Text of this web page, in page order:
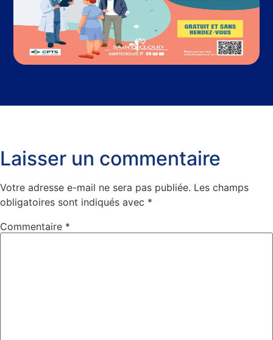
Laisser un commentaire
Votre adresse e-mail ne sera pas publiée. Les champs
obligatoires sont indiqués avec *
Commentaire *